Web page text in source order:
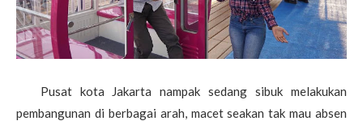
Pusat kota Jakarta nampak sedang sibuk melakukan
pembangunan di berbagai arah, macet seakan tak mau absen